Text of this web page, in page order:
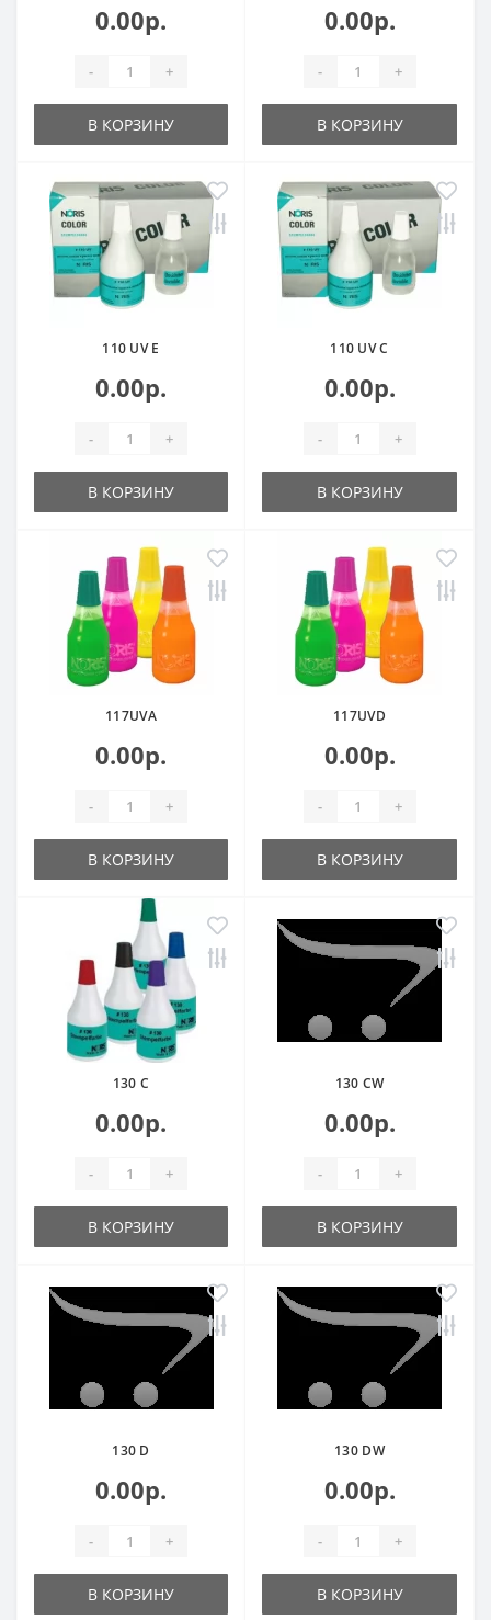
0.00р.
- +
В КОРЗИНУ
0.00р.
- +
В КОРЗИНУ
110 UV E
0.00р.
- +
В КОРЗИНУ
110 UV С
0.00р.
- +
В КОРЗИНУ
117UVA
0.00р.
- +
В КОРЗИНУ
117UVD
0.00р.
- +
В КОРЗИНУ
130 C
0.00р.
- +
В КОРЗИНУ
130 CW
0.00р.
- +
В КОРЗИНУ
130 D
0.00р.
- +
В КОРЗИНУ
130 DW
0.00р.
- +
В КОРЗИНУ